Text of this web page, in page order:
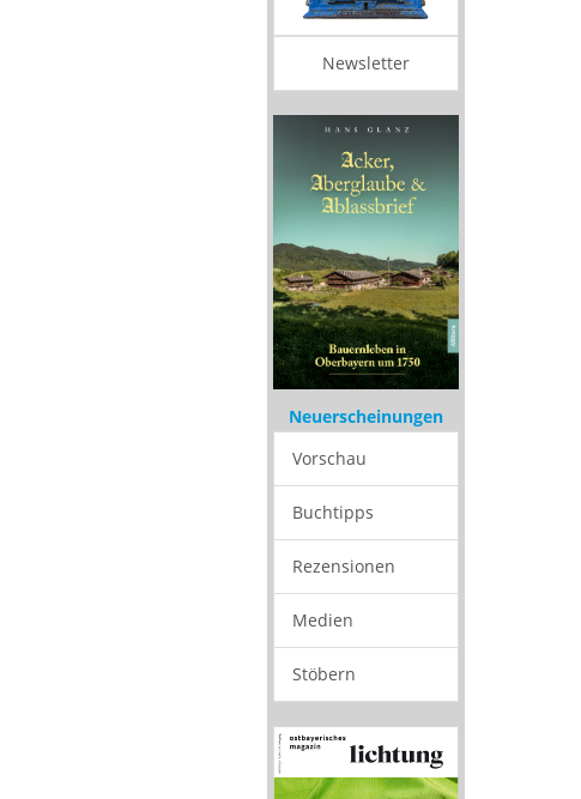
Newsletter
Neuerscheinungen
Vorschau
Buchtipps
Rezensionen
Medien
Stöbern